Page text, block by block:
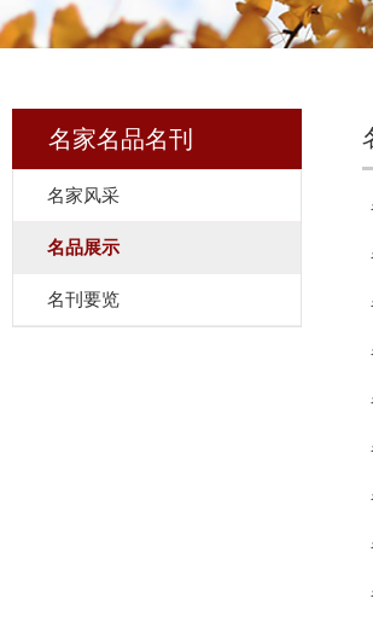
名家名品名刊
名家风采
名品展示
名刊要览